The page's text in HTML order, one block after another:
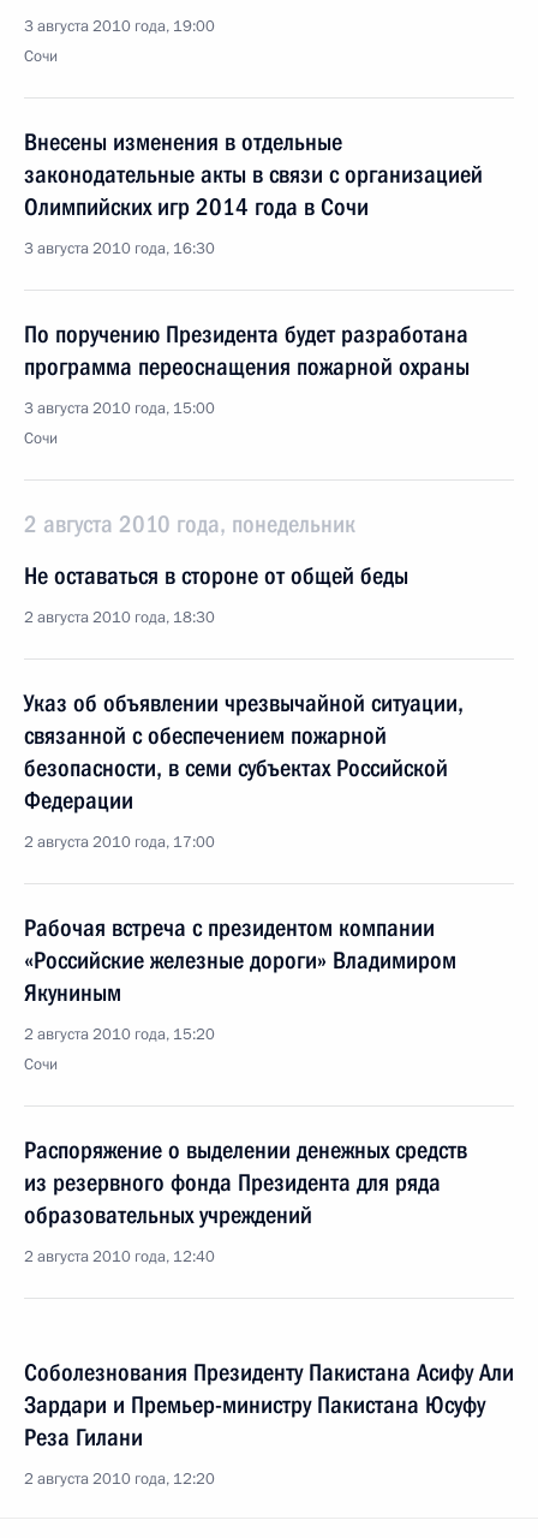
3 августа 2010 года, 19:00
Сочи
Внесены изменения в отдельные
законодательные акты в связи с организацией
Олимпийских игр 2014 года в Сочи
3 августа 2010 года, 16:30
По поручению Президента будет разработана
программа переоснащения пожарной охраны
3 августа 2010 года, 15:00
Сочи
2 августа 2010 года, понедельник
Не оставаться в стороне от общей беды
2 августа 2010 года, 18:30
Указ об объявлении чрезвычайной ситуации,
связанной с обеспечением пожарной
безопасности, в семи субъектах Российской
Федерации
2 августа 2010 года, 17:00
Рабочая встреча с президентом компании
«Российские железные дороги» Владимиром
Якуниным
2 августа 2010 года, 15:20
Сочи
Распоряжение о выделении денежных средств
из резервного фонда Президента для ряда
образовательных учреждений
2 августа 2010 года, 12:40
Соболезнования Президенту Пакистана Асифу Али
Зардари и Премьер-министру Пакистана Юсуфу
Реза Гилани
2 августа 2010 года, 12:20